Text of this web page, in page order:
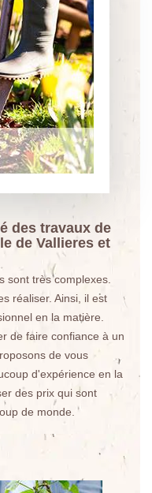
des travaux de
de Vallieres et
sont très complexes.
réaliser. Ainsi, il est
en la matière.
de faire confiance à un
de vous
d'expérience en la
des prix qui sont
de monde.